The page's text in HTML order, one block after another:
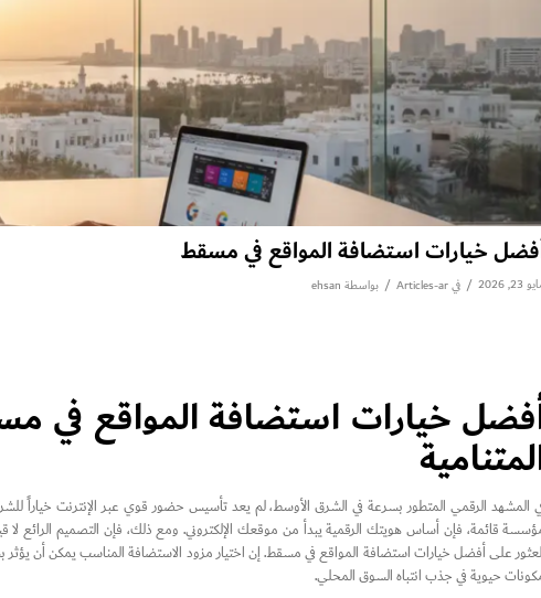
خيارات استضافة المواقع في مسقط
23, 2026
/ فيArticles-ar
/ بواسطة ehsan
خيارات استضافة المواقع في
المشهد الرقمي المتطور بسرعة في الشرق الأوسط، لم يعد تأسيس حضور قوي عبر الإنترنت خياراً
قائمة، فإن أساس هويتك الرقمية يبدأ من موقعك الإلكتروني. ومع ذلك، فإن التصميم الرائع لا
على أفضل خيارات استضافة المواقع في مسقط. إن اختيار مزود الاستضافة المناسب يمكن أن
حيوية في جذب انتباه السوق المحلي.